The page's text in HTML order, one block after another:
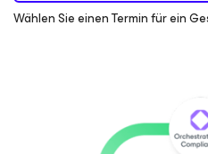
Wählen Sie einen Termin für ein